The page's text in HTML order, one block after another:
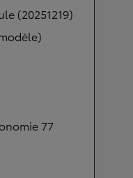
(20251219)
77